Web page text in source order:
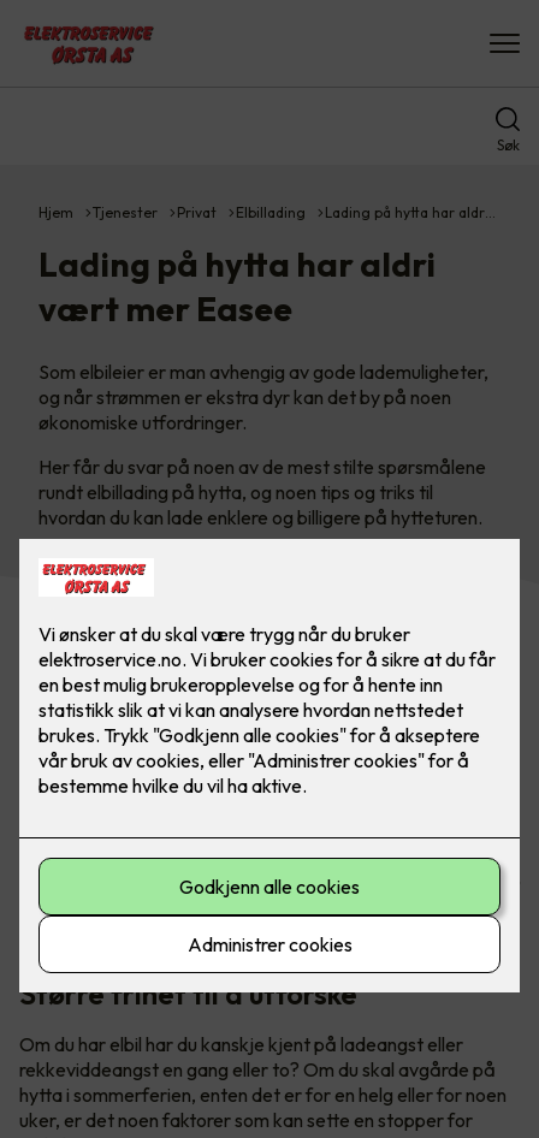
Søk
Hjem Tjenester Privat Elbillading Lading på hytta har aldr…
Lading på hytta har aldri
vært mer Easee
Som elbileier er man avhengig av gode lademuligheter,
og når strømmen er ekstra dyr kan det by på noen
økonomiske utfordringer.
Her får du svar på noen av de mest stilte spørsmålene
rundt elbillading på hytta, og noen tips og triks til
hvordan du kan lade enklere og billigere på hytteturen.
Har du hytte? Med lader fra Easee er du alltid klar for neste
eventyr. Utforsk både fjell og fjorder når du er på hytta -
uten å få ladeangst. Bilde: Easee
Større frihet til å utforske
Om du har elbil har du kanskje kjent på ladeangst eller
rekkeviddeangst en gang eller to? Om du skal avgårde på
hytta i sommerferien, enten det er for en helg eller for noen
uker, er det noen faktorer som kan sette en stopper for